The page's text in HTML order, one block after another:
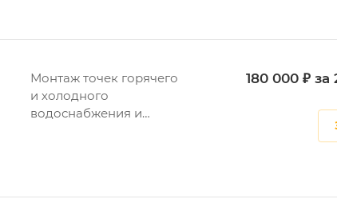
Монтаж точек горячего
и холодного
водоснабжения и
180 000 ₽ за